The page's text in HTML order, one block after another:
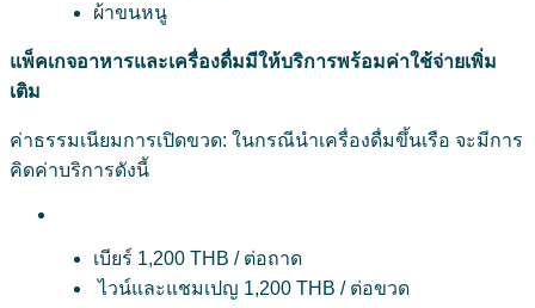
ผ้าขนหนู
แพ็คเกจอาหารและเครื่องดื่มมีให้บริการพร้อมค่าใช้จ่ายเพิ่ม
เติม
ค่าธรรมเนียมการเปิดขวด: ในกรณีนำเครื่องดื่มขึ้นเรือ จะมีการ
คิดค่าบริการดังนี้
เบียร์ 1,200 THB / ต่อถาด
ไวน์และแชมเปญ 1,200 THB / ต่อขวด